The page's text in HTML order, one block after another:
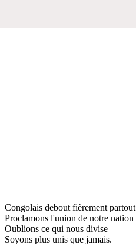
Congolais debout fièrement partout
Proclamons l'union de notre nation
Oublions ce qui nous divise
Soyons plus unis que jamais.